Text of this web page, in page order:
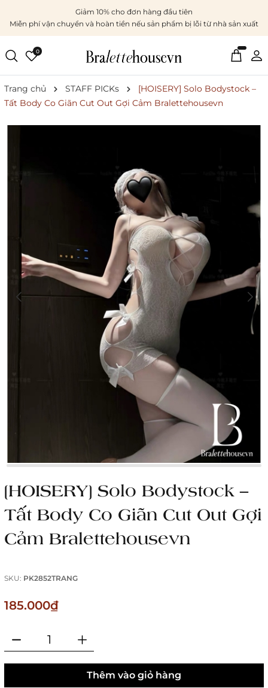
Giảm 10% cho đơn hàng đầu tiên
Miễn phí vận chuyển và hoàn tiền nếu sản phẩm bị lỗi từ nhà sản xuất
0
Trang chủ STAFF PICKs
[HOISERY] Solo Bodystock –
Tất Body Co Giãn Cut Out Gợi Cảm Bralettehousevn
[HOISERY] Solo Bodystock –
Tất Body Co Giãn Cut Out Gợi
Cảm Bralettehousevn
SKU: PK2852TRANG
185.000₫
Thêm vào giỏ hàng